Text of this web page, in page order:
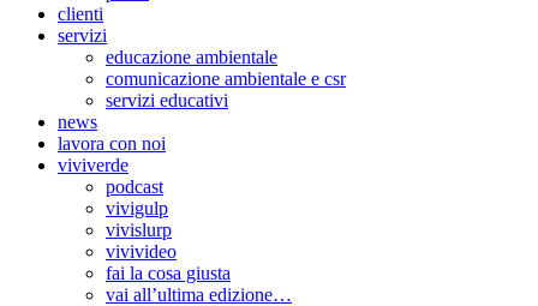
clienti
servizi
educazione ambientale
comunicazione ambientale e csr
servizi educativi
news
lavora con noi
viviverde
podcast
vivigulp
vivislurp
vivivideo
fai la cosa giusta
vai all’ultima edizione…